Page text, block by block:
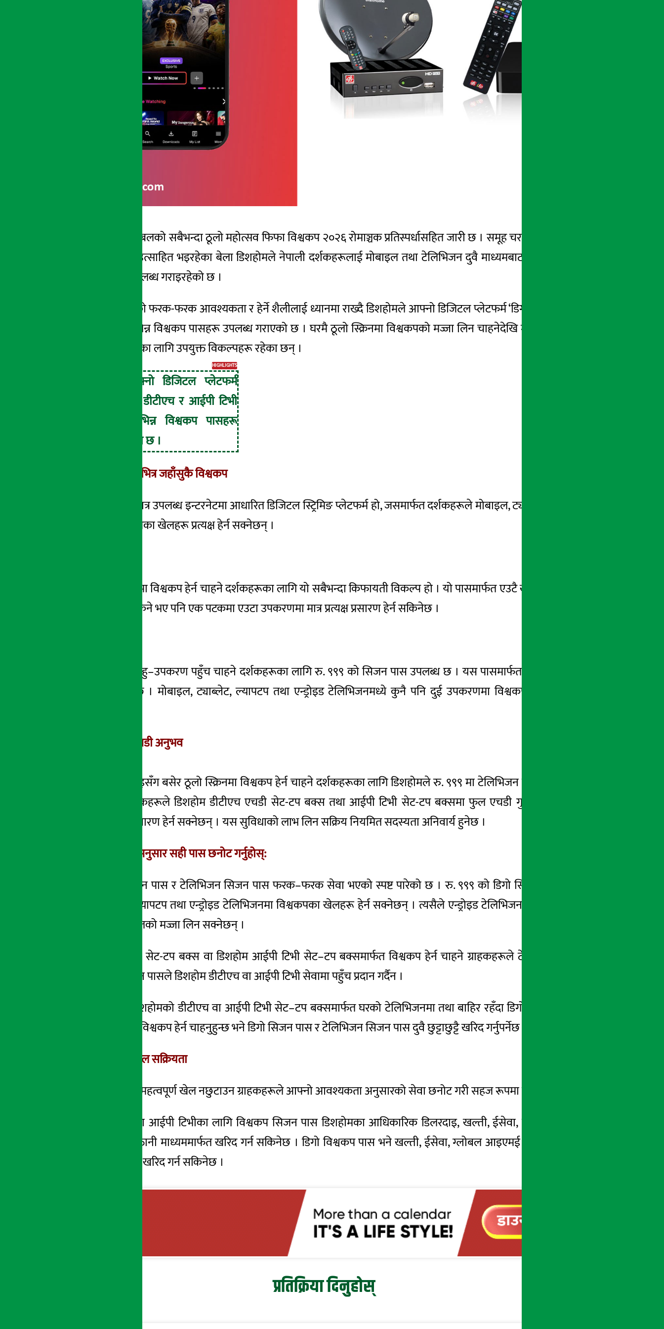
काठमाडौँ । विश्व फुटबलको सबैभन्दा ठूलो महोत्सव फिफा विश्वकप २०२६ रोमाञ्चक प्रतिस्पर्धासहित जारी छ । समूह चरणका खेलहरूबाटै विश्वभरका
फुटबल समर्थकहरू उत्साहित भइरहेका बेला डिशहोमले नेपाली दर्शकहरूलाई मोबाइल तथा टेलिभिजन दुवै माध्यमबाट विश्वकपका सम्पूर्ण खेलहरू
प्रत्यक्ष हेर्ने सुविधा उपलब्ध गराइरहेको छ ।
फुटबल समर्थकहरूको फरक-फरक आवश्यकता र हेर्ने शैलीलाई ध्यानमा राख्दै डिशहोमले आफ्नो डिजिटल प्लेटफर्म ‘डिगो एप’ तथा डीटीएच र आईपी
टिभी सेवामार्फत विभिन्न विश्वकप पासहरू उपलब्ध गराएको छ । घरमै ठूलो स्क्रिनमा विश्वकपको मज्जा लिन चाहनेदेखि मोबाइलमार्फत जहाँसुकै खेल
हेर्न चाहने दर्शकसम्मका लागि उपयुक्त विकल्पहरू रहेका छन् ।
HIGHLIGHTS
डिशहोमले आफ्नो डिजिटल प्लेटफर्म
‘डिगो एप’ तथा डीटीएच र आईपी टिभी
सेवामार्फत विभिन्न विश्वकप पासहरू
उपलब्ध गराएको छ ।
डिगो एपमार्फत नेपालभित्र जहाँसुकै विश्वकप
डिगो एप नेपालभित्र मात्र उपलब्ध इन्टरनेटमा आधारित डिजिटल स्ट्रिमिङ प्लेटफर्म हो, जसमार्फत दर्शकहरूले मोबाइल, ट्याब्लेट, ल्यापटप तथा एन्ड्रोइड
टेलिभिजनमा विश्वकपका खेलहरू प्रत्यक्ष हेर्न सक्नेछन् ।
मोबाइल वा ट्याब्लेटमा विश्वकप हेर्न चाहने दर्शकहरूका लागि यो सबैभन्दा किफायती विकल्प हो । यो पासमार्फत एउटै खाताबाट मोबाइल र ट्याब्लेट
दुवैमा लगइन गर्न सकिने भए पनि एक पटकमा एउटा उपकरणमा मात्र प्रत्यक्ष प्रसारण हेर्न सकिनेछ ।
अझ बढी सुविधा र बहु–उपकरण पहुँच चाहने दर्शकहरूका लागि रु. ९९९ को सिजन पास उपलब्ध छ । यस पासमार्फत दुईवटा उपकरणमा एकैसाथ
स्ट्रिमिङ गर्न सकिनेछ । मोबाइल, ट्याब्लेट, ल्यापटप तथा एन्ड्रोइड टेलिभिजनमध्ये कुनै पनि दुई उपकरणमा विश्वकपको रोमाञ्चकता अनुभव गर्न
टेलिभिजनमा फुल एचडी अनुभव
परिवार तथा साथीभाइसँग बसेर ठूलो स्क्रिनमा विश्वकप हेर्न चाहने दर्शकहरूका लागि डिशहोमले रु. ९९९ मा टेलिभिजन सिजन पास उपलब्ध गराएको
छ । यसमार्फत ग्राहकहरूले डिशहोम डीटीएच एचडी सेट-टप बक्स तथा आईपी टिभी सेट-टप बक्समा फुल एचडी गुणस्तरमा विश्वकपका सम्पूर्ण
खेलहरूको प्रत्यक्ष प्रसारण हेर्न सक्नेछन् । यस सुविधाको लाभ लिन सक्रिय नियमित सदस्यता अनिवार्य हुनेछ ।
आफ्नो आवश्यकता अनुसार सही पास छनोट गर्नुहोस्:
डिशहोमले डिगो सिजन पास र टेलिभिजन सिजन पास फरक–फरक सेवा भएको स्पष्ट पारेको छ । रु. ९९९ को डिगो सिजन पासमार्फत ग्राहकहरूले
मोबाइल, ट्याब्लेट, ल्यापटप तथा एन्ड्रोइड टेलिभिजनमा विश्वकपका खेलहरू हेर्न सक्नेछन् । त्यसैले एन्ड्रोइड टेलिभिजन प्रयोगकर्ताले डिगो एपमार्फत
सिधै टेलिभिजनमै खेलको मज्जा लिन सक्नेछन् ।
तर, डिशहोम डीटीएच सेट-टप बक्स वा डिशहोम आईपी टिभी सेट–टप बक्समार्फत विश्वकप हेर्न चाहने ग्राहकहरूले टेलिभिजन सिजन पास खरिद
गर्नुपर्नेछ। डिगो सिजन पासले डिशहोम डीटीएच वा आईपी टिभी सेवामा पहुँच प्रदान गर्दैन ।
यदि कुनै ग्राहकले डिशहोमको डीटीएच वा आईपी टिभी सेट–टप बक्समार्फत घरको टेलिभिजनमा तथा बाहिर रहँदा डिगो एपमार्फत मोबाइल वा अन्य
डिजिटल उपकरणमा विश्वकप हेर्न चाहनुहुन्छ भने डिगो सिजन पास र टेलिभिजन सिजन पास दुवै छुट्टाछुट्टै खरिद गर्नुपर्नेछ ।
सजिलै खरिद र तत्काल सक्रियता
विश्वकपका कुनै पनि महत्वपूर्ण खेल नछुटाउन ग्राहकहरूले आफ्नो आवश्यकता अनुसारको सेवा छनोट गरी सहज रूपमा पास खरिद गर्न सक्नेछन् ।
डिशहोम डीटीएच तथा आईपी टिभीका लागि विश्वकप सिजन पास डिशहोमका आधिकारिक डिलरदाइ, खल्ती, ईसेवा, कनेक्ट आईपीएस तथा अन्य
उपलब्ध डिजिटल भुक्तानी माध्यममार्फत खरिद गर्न सकिनेछ । डिगो विश्वकप पास भने खल्ती, ईसेवा, ग्लोबल आइएमई मोबाइल बैंकिङ तथा कनेक्ट
आईपीएसमार्फत मात्र खरिद गर्न सकिनेछ ।
प्रतिक्रिया दिनुहोस्